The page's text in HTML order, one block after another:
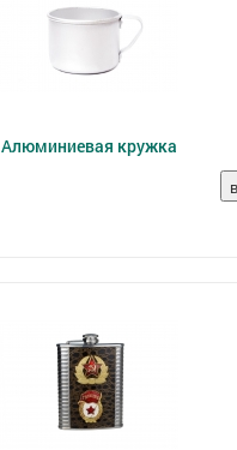
Алюминиевая кружка